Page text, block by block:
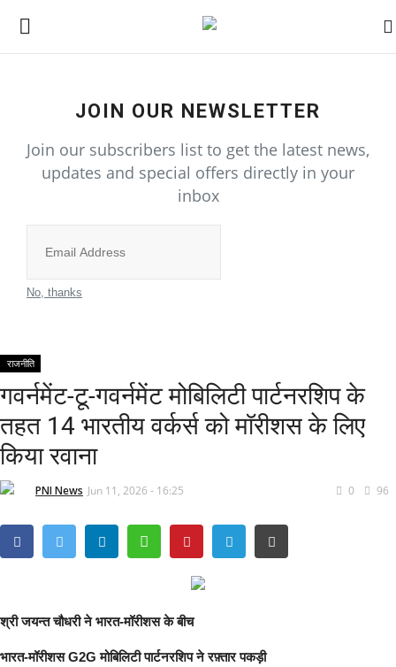
राज्य-शहर
उत्तर प्रदेश
गुजरात
राजस्थान
हरियाणा
अपराध
धर्म कर्म
JOIN OUR NEWSLETTER
Join our subscribers list to get the latest news,
updates and special offers directly in your
inbox
No, thanks
राजनीति
गवर्नमेंट-टू-गवर्नमेंट मोबिलिटी पार्टनरशिप के
तहत 14 भारतीय वर्कर्स को मॉरीशस के लिए
किया रवाना
PNI News Jun 11, 2026 - 16:25 0 96
श्री जयन्त चौधरी ने भारत-मॉरीशस के बीच
भारत-मॉरीशस G2G मोबिलिटी पार्टनरशिप ने रफ़्तार पकड़ी